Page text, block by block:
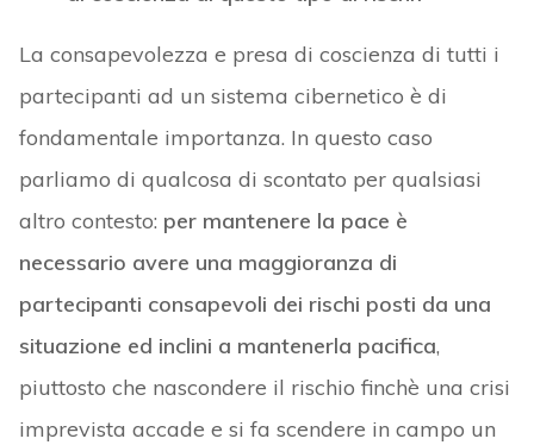
La consapevolezza e presa di coscienza di tutti i
partecipanti ad un sistema cibernetico è di
fondamentale importanza. In questo caso
parliamo di qualcosa di scontato per qualsiasi
altro contesto: per mantenere la pace è
necessario avere una maggioranza di
partecipanti consapevoli dei rischi posti da una
situazione ed inclini a mantenerla pacifica,
piuttosto che nascondere il rischio finchè una crisi
imprevista accade e si fa scendere in campo un